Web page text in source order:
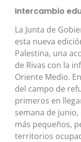
Intercambio
La Junta de
esta nueva
Palestina, una
de Rivas con la
Oriente Medio.
del campo de
primeros en
semana de
más pequeños,
territorios